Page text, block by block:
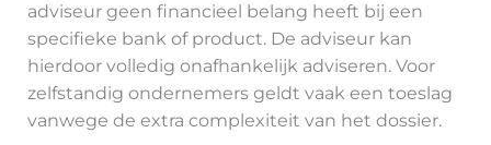
adviseur geen financieel belang heeft bij een
specifieke bank of product. De adviseur kan
hierdoor volledig onafhankelijk adviseren. Voor
zelfstandig ondernemers geldt vaak een toeslag
vanwege de extra complexiteit van het dossier.